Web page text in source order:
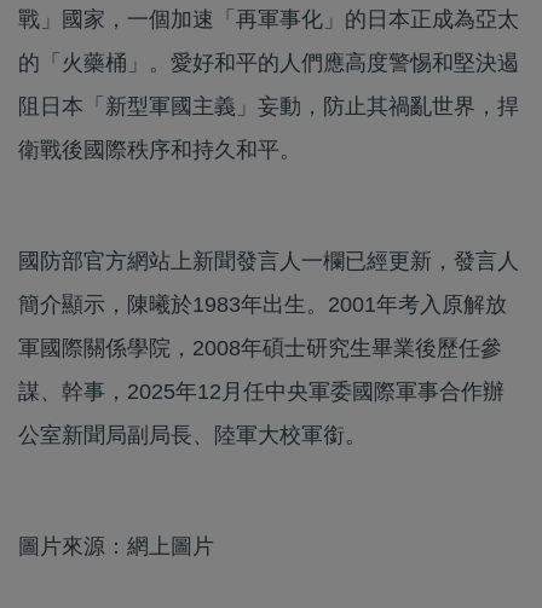
戰」國家，一個加速「再軍事化」的日本正成為亞太
的「火藥桶」。愛好和平的人們應高度警惕和堅決遏
阻日本「新型軍國主義」妄動，防止其禍亂世界，捍
衛戰後國際秩序和持久和平。
國防部官方網站上新聞發言人一欄已經更新，發言人
簡介顯示，陳曦於1983年出生。2001年考入原解放
軍國際關係學院，2008年碩士研究生畢業後歷任參
謀、幹事，2025年12月任中央軍委國際軍事合作辦
公室新聞局副局長、陸軍大校軍銜。
圖片來源：網上圖片